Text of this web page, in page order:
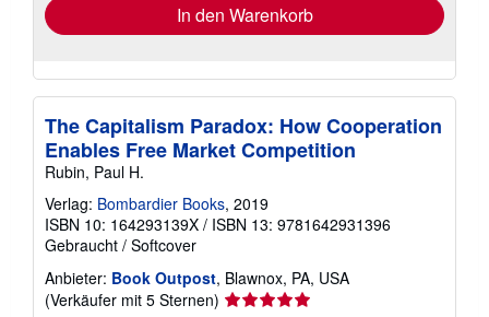
In den Warenkorb
The Capitalism Paradox: How Cooperation
Enables Free Market Competition
Rubin, Paul H.
Verlag: Bombardier Books, 2019
ISBN 10: 164293139X / ISBN 13: 9781642931396
Gebraucht / Softcover
Anbieter: Book Outpost, Blawnox, PA, USA
(Verkäufer mit 5 Sternen) Verkäuferbewertung